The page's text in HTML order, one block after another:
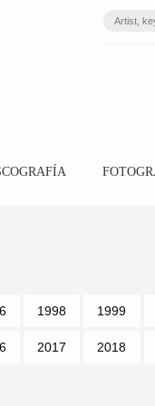
1998 1999
2017 2018